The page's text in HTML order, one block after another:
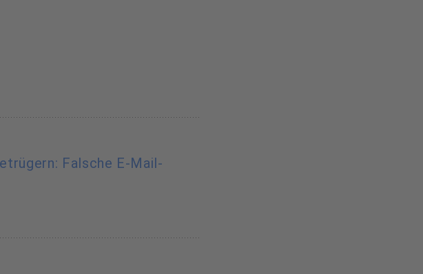
Falsche E-Mail-